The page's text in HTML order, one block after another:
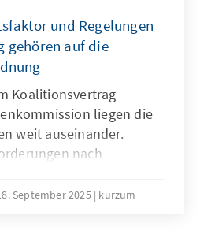
und Regelungen
gehören auf die
Koalitionsvertrag
liegen die
weit auseinander.
nach
abgelehnt. Eine
September 2025 kurzum